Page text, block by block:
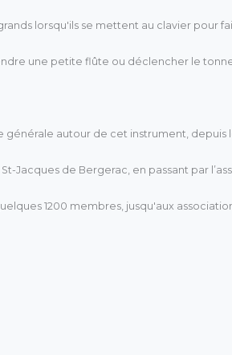
lorsqu'ils se mettent au clavier pour
une petite flûte ou déclencher le
générale autour de cet instrument, depuis
Jacques de Bergerac, en passant par
1200 membres, jusqu'aux